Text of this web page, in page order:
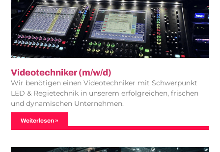
Videotechniker (m/w/d)
Wir benötigen einen Videotechniker mit Schwerpunkt
LED & Regietechnik in unserem erfolgreichen, frischen
und dynamischen Unternehmen.
Weiterlesen »